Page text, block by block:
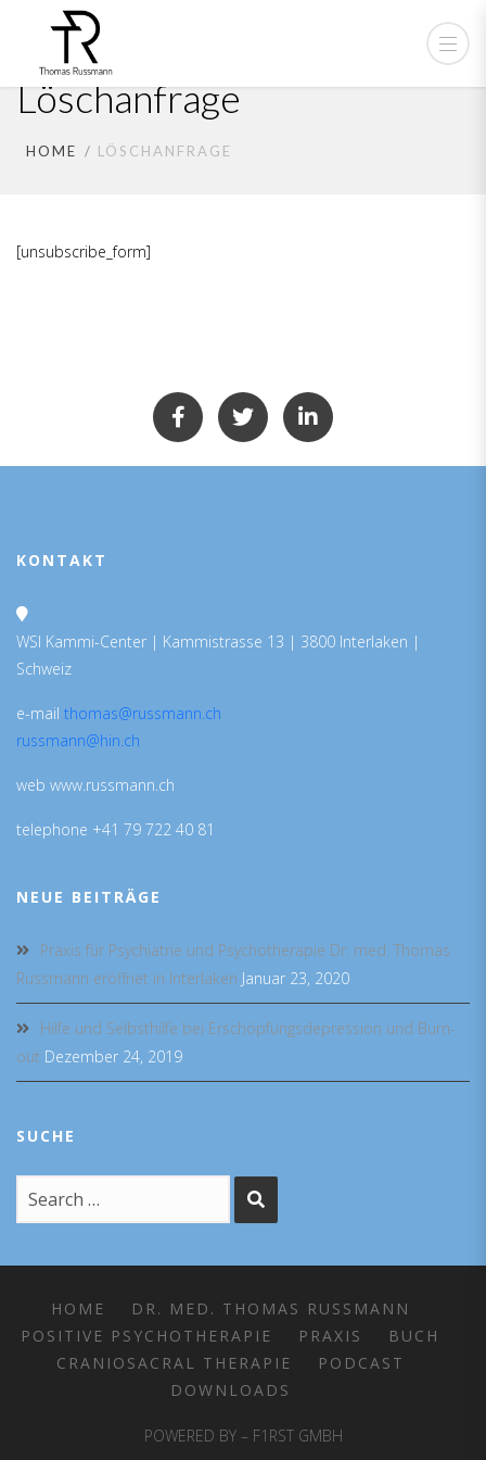
Löschanfrage
HOME LÖSCHANFRAGE
[unsubscribe_form]
KONTAKT
WSI Kammi-Center | Kammistrasse 13 | 3800 Interlaken |
Schweiz
e-mail thomas@russmann.ch
russmann@hin.ch
web www.russmann.ch
telephone +41 79 722 40 81
NEUE BEITRÄGE
Praxis für Psychiatrie und Psychotherapie Dr. med. Thomas
Russmann eröffnet in Interlaken Januar 23, 2020
Hilfe und Selbsthilfe bei Erschöpfungsdepression und Burn-
out Dezember 24, 2019
SUCHE
HOME
DR. MED. THOMAS RUSSMANN
POSITIVE PSYCHOTHERAPIE
PRAXIS
BUCH
CRANIOSACRAL THERAPIE
PODCAST
DOWNLOADS
POWERED BY – F1RST GMBH